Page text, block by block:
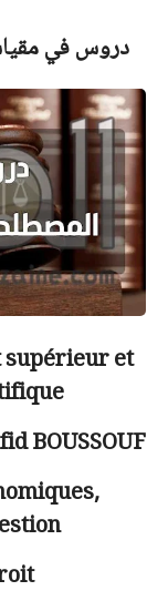
دروس في
supérieur et
BOUSSOUF